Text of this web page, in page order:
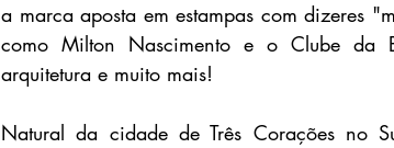
a marca aposta em estampas com dizeres
como Milton Nascimento e o Clube da
arquitetura e muito mais!
Natural da cidade de Três Corações no